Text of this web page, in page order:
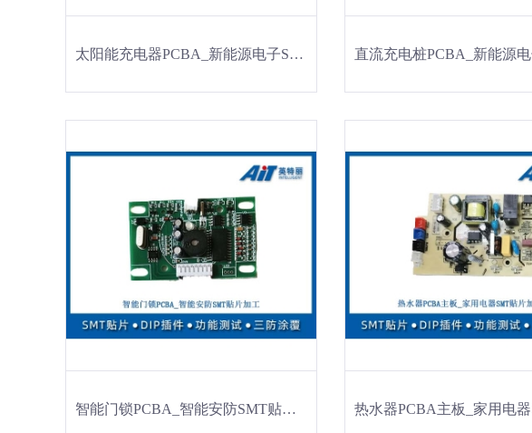
太阳能充电器PCBA_新能源电子SMT贴片加工
智能门锁PCBA_智能安防SMT贴片加工